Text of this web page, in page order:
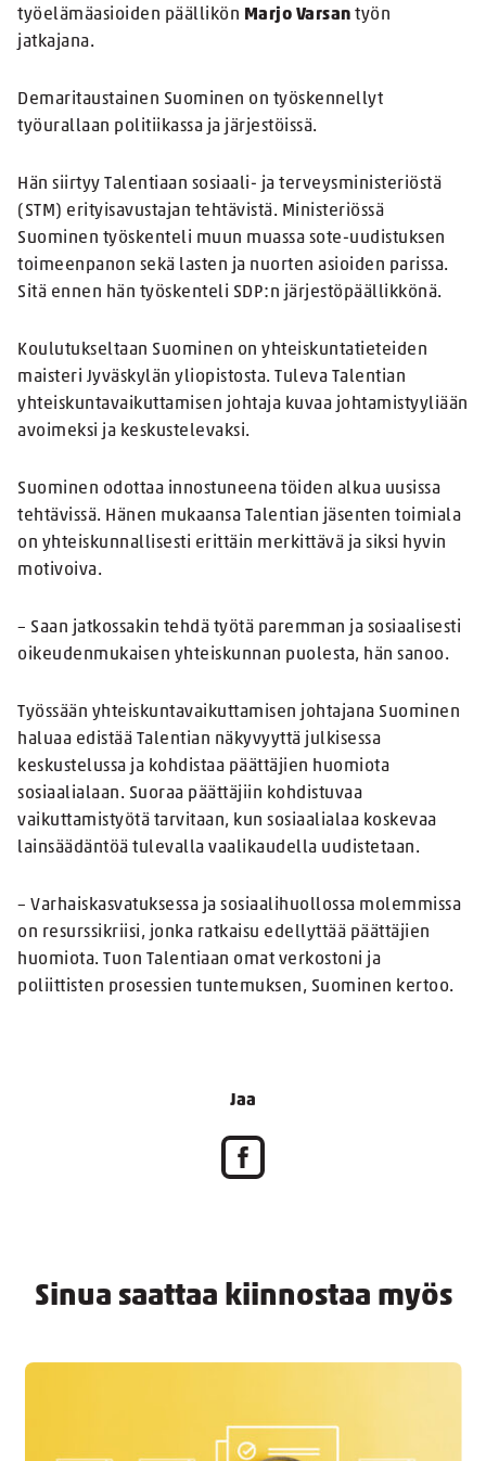
työelämäasioiden päällikön Marjo Varsan työn
jatkajana.
Demaritaustainen Suominen on työskennellyt
työurallaan politiikassa ja järjestöissä.
Hän siirtyy Talentiaan sosiaali- ja terveysministeriöstä
(STM) erityisavustajan tehtävistä. Ministeriössä
Suominen työskenteli muun muassa sote-uudistuksen
toimeenpanon sekä lasten ja nuorten asioiden parissa.
Sitä ennen hän työskenteli SDP:n järjestöpäällikkönä.
Koulutukseltaan Suominen on yhteiskuntatieteiden
maisteri Jyväskylän yliopistosta. Tuleva Talentian
yhteiskuntavaikuttamisen johtaja kuvaa johtamistyyliään
avoimeksi ja keskustelevaksi.
Suominen odottaa innostuneena töiden alkua uusissa
tehtävissä. Hänen mukaansa Talentian jäsenten toimiala
on yhteiskunnallisesti erittäin merkittävä ja siksi hyvin
motivoiva.
– Saan jatkossakin tehdä työtä paremman ja sosiaalisesti
oikeudenmukaisen yhteiskunnan puolesta, hän sanoo.
Työssään yhteiskuntavaikuttamisen johtajana Suominen
haluaa edistää Talentian näkyvyyttä julkisessa
keskustelussa ja kohdistaa päättäjien huomiota
sosiaalialaan. Suoraa päättäjiin kohdistuvaa
vaikuttamistyötä tarvitaan, kun sosiaalialaa koskevaa
lainsäädäntöä tulevalla vaalikaudella uudistetaan.
– Varhaiskasvatuksessa ja sosiaalihuollossa molemmissa
on resurssikriisi, jonka ratkaisu edellyttää päättäjien
huomiota. Tuon Talentiaan omat verkostoni ja
poliittisten prosessien tuntemuksen, Suominen kertoo.
Jaa
Sinua saattaa kiinnostaa myös